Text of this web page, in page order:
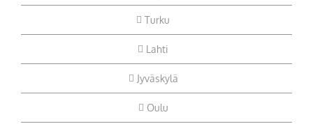
Turku
Lahti
Jyväskylä
Oulu